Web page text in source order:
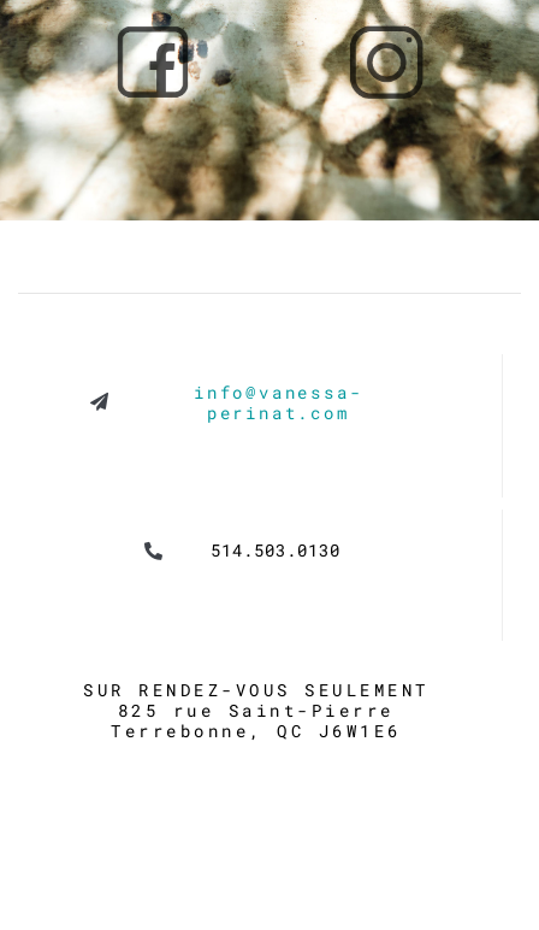
info@vanessa-
perinat.com
514.503.0130
SUR RENDEZ-VOUS SEULEMENT
825 rue Saint-Pierre
Terrebonne, QC J6W1E6